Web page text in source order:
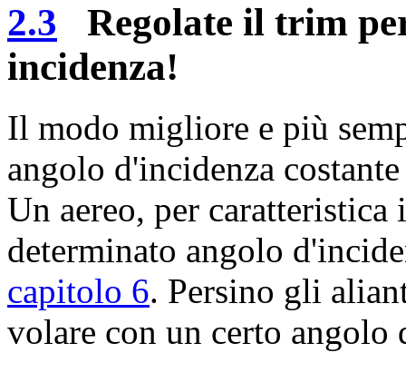
2.3 Regolate il trim
incidenza!
Il modo migliore e più
angolo d'incidenza
Un aereo, per
determinato angolo
capitolo 6. Persino gli
volare con un certo angolo